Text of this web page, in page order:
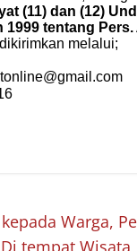
kepada Warga,
tempat Wisata